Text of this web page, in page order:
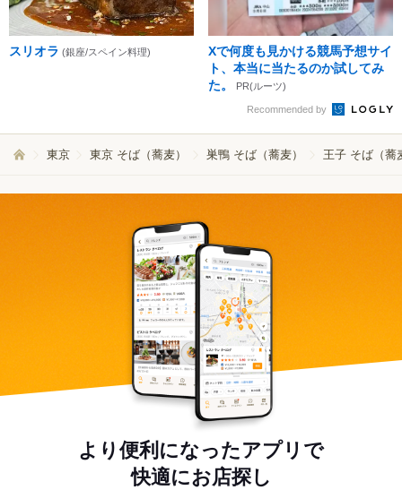
スリオラ (銀座/スペイン料理)
Xで何度も見かける競馬予想サイ
ト、本当に当たるのか試してみ
た。
PR(ルーツ)
Recommended by
東京 東京 そば（蕎麦） 巣鴨 そば（蕎麦） 王子 そば（蕎
より便利になったアプリで
快適にお店探し